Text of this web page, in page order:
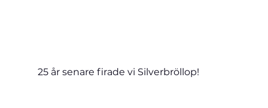
25 år senare firade vi Silverbröllop!